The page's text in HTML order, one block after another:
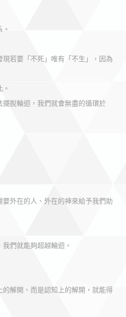
若要「不死」唯有「不生」，因為
脫輪迴，我們就會無盡的循環於
外在的人、外在的神來給予我們助
們就能夠超越輪迴。
解開、而是認知上的解開，就能得